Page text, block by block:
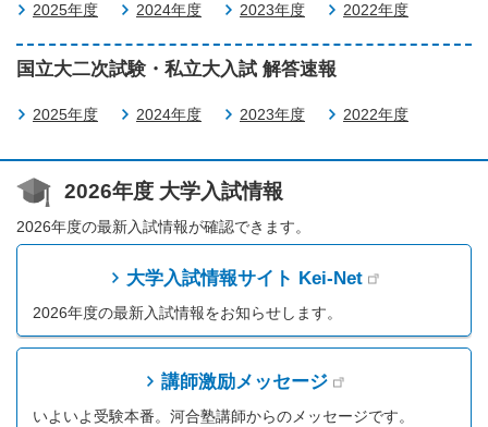
2025年度 2024年度 2023年度 2022年度
国立大二次試験・私立大入試 解答速報
2025年度 2024年度 2023年度 2022年度
2026年度 大学入試情報
2026年度の最新入試情報が確認できます。
大学入試情報サイト Kei-Net
2026年度の最新入試情報をお知らせします。
講師激励メッセージ
いよいよ受験本番。河合塾講師からのメッセージです。